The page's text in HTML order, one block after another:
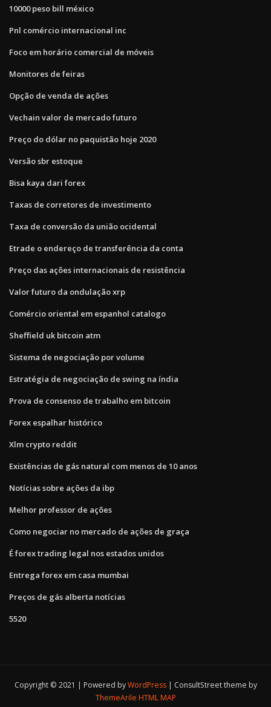
10000 peso bill méxico
Pnl comércio internacional inc
Foco em horário comercial de móveis
Monitores de feiras
Opção de venda de ações
Vechain valor de mercado futuro
Preço do dólar no paquistão hoje 2020
Versão sbr estoque
Bisa kaya dari forex
Taxas de corretores de investimento
Taxa de conversão da união ocidental
Etrade o endereço de transferência da conta
Preço das ações internacionais de resistência
Valor futuro da ondulação xrp
Comércio oriental em espanhol catalogo
Sheffield uk bitcoin atm
Sistema de negociação por volume
Estratégia de negociação de swing na índia
Prova de consenso de trabalho em bitcoin
Forex espalhar histórico
Xlm crypto reddit
Existências de gás natural com menos de 10 anos
Notícias sobre ações da ibp
Melhor professor de ações
Como negociar no mercado de ações de graça
É forex trading legal nos estados unidos
Entrega forex em casa mumbai
Preços de gás alberta notícias
5520
Copyright © 2021 | Powered byWordPress
ConsultStreet theme by
ThemeArile HTML MAP